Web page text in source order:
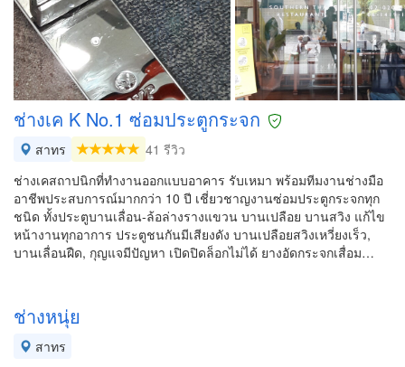
ช่างเค K No.1 ซ่อมประตูกระจก
สาทร
41 รีวิว
ช่างเคสถาปนิกที่ทำงานออกแบบอาคาร รับเหมา พร้อมทีมงานช่างมือ
อาชีพประสบการณ์มากกว่า 10 ปี เชี่ยวชาญงานซ่อมประตูกระจกทุก
ชนิด ทั้งประตูบานเลื่อน-ล้อล่างรางแขวน บานเปลือย บานสวิง แก้ไข
หน้างานทุกอาการ ประตูชนกันมีเสียงดัง บานเปลือยสวิงเหวี่ยงเร็ว,
บานเลื่อนฝืด, กุญแจมีปัญหา เปิดปิดล็อกไม่ได้ ยางอัดกระจกเสื่อม…
ช่างหนุ่ย
สาทร